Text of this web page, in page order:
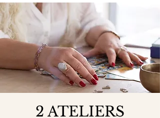
2 ATELIERS